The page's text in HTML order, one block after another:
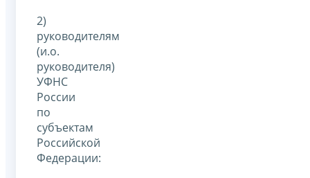
2)
руководителям
(и.о.
руководителя)
УФНС
России
по
субъектам
Российской
Федерации: